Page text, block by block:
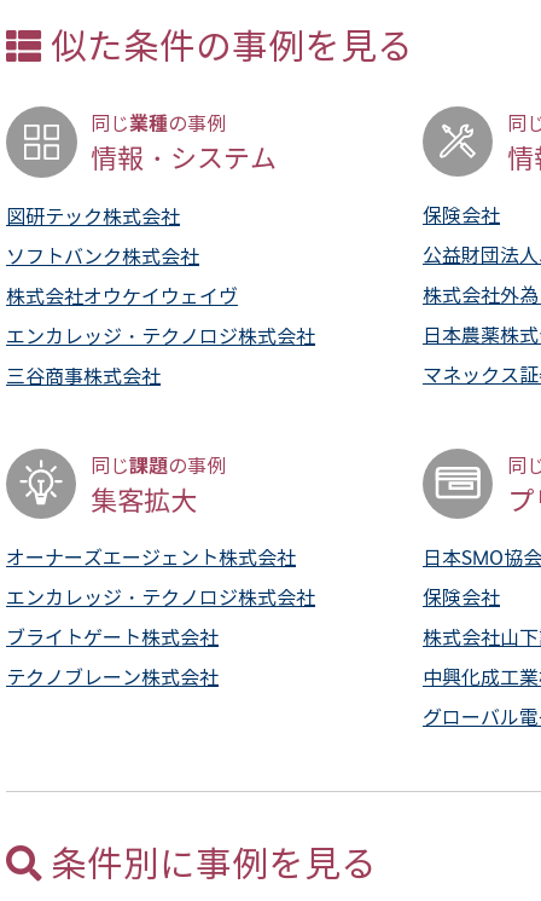
似た条件の事例を見る
同じ業種の事例
情報・システム
図研テック株式会社
ソフトバンク株式会社
株式会社オウケイウェイヴ
エンカレッジ・テクノロジ株式会社
三谷商事株式会社
同
情
保険会社
公益財団法
株式会社外
日本農薬株
マネックス
同じ課題の事例
集客拡大
オーナーズエージェント株式会社
エンカレッジ・テクノロジ株式会社
ブライトゲート株式会社
テクノブレーン株式会社
同
日本SMO協会
保険会社
株式会社山
中興化成工
グローバル
条件別に事例を見る